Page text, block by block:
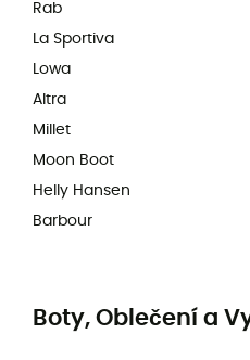
Rab
La Sportiva
Lowa
Altra
Millet
Moon Boot
Helly Hansen
Barbour
Boty, Oblečení a